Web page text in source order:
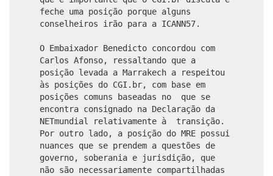
feche uma posição porque alguns
conselheiros irão para a ICANN57.
O Embaixador Benedicto concordou com
Carlos Afonso, ressaltando que a
posição levada a Marrakech a respeitou
às posições do CGI.br, com base em
posições comuns baseadas no que se
encontra consignado na Declaração da
NETmundial relativamente à transição.
Por outro lado, a posição do MRE possui
nuances que se prendem a questões de
governo, soberania e jurisdição, que
não são necessariamente compartilhadas